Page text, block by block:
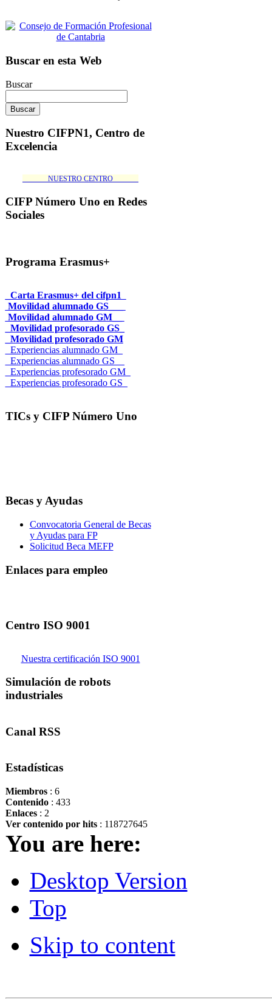
Buscar en esta Web
Buscar
Nuestro CIFPN1, Centro de
Excelencia
_______NUESTRO CENTRO_______
CIFP Número Uno en Redes
Sociales
Programa Erasmus+
_Carta Erasmus+ del cifpn1
Movilidad alumnado GS___
Movilidad alumnado GM__
_Movilidad profesorado GS_
_Movilidad profesorado GM
_Experiencias alumnado GM_
_Experiencias alumnado GS__
_Experiencias profesorado GM_
_Experiencias profesorado GS_
TICs y CIFP Número Uno
Becas y Ayudas
Convocatoria General de Becas
y Ayudas para FP
Solicitud Beca MEFP
Enlaces para empleo
Centro ISO 9001
Nuestra certificación ISO 9001
Simulación de robots
industriales
Canal RSS
Estadísticas
Miembros: 6
Contenido: 433
Enlaces: 2
Ver contenido por hits: 118727645
You are here:
Desktop Version
Top
Skip to content